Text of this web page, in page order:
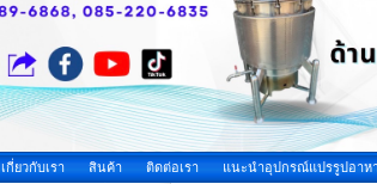
เกี่ยวกับเรา สินค้า ติดต่อเรา แนะนำอุปกรณ์แปรรูปอาห